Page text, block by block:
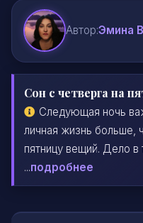
Автор:Эмина
Сон с четверга на
Следующая ночь
личная жизнь больше,
пятницу вещий. Дело в
...подробнее